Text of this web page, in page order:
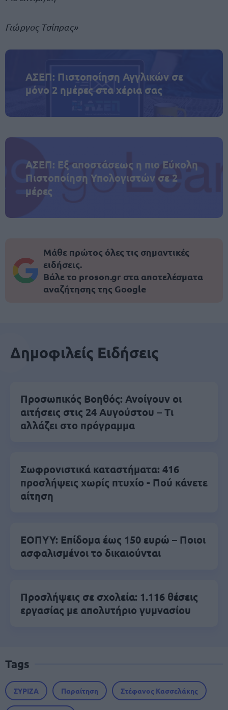
Γιώργος Τσίπρας»
ΑΣΕΠ: Πιστοποίηση Αγγλικών σε
μόνο 2 ημέρες στα χέρια σας
ΑΣΕΠ: Εξ αποστάσεως η πιο Εύκολη
Πιστοποίηση Υπολογιστών σε 2
μέρες
Μάθε πρώτος όλες τις σημαντικές
ειδήσεις.
Βάλε το proson.gr στα αποτελέσματα
αναζήτησης της Google
Δημοφιλείς Ειδήσεις
Προσωπικός Βοηθός: Ανοίγουν οι
αιτήσεις στις 24 Αυγούστου – Τι
αλλάζει στο πρόγραμμα
Σωφρονιστικά καταστήματα: 416
προσλήψεις χωρίς πτυχίο - Πού κάνετε
αίτηση
ΕΟΠΥΥ: Επίδομα έως 150 ευρώ – Ποιοι
ασφαλισμένοι το δικαιούνται
Προσλήψεις σε σχολεία: 1.116 θέσεις
εργασίας με απολυτήριο γυμνασίου
Tags
ΣΥΡΙΖΑ Παραίτηση Στέφανος Κασσελάκης